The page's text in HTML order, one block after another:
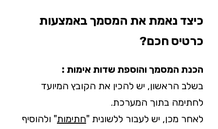
כיצד נאמת את המסמך באמצעות
כרטיס חכם?
הכנת המסמך והוספת שדות אימות :
בשלב הראשון, יש להכין את הקובץ המיועד
לחתימה בתוך המערכת.
לאחר מכן, יש לעבור ללשונית "חתימות" ולהוסיף